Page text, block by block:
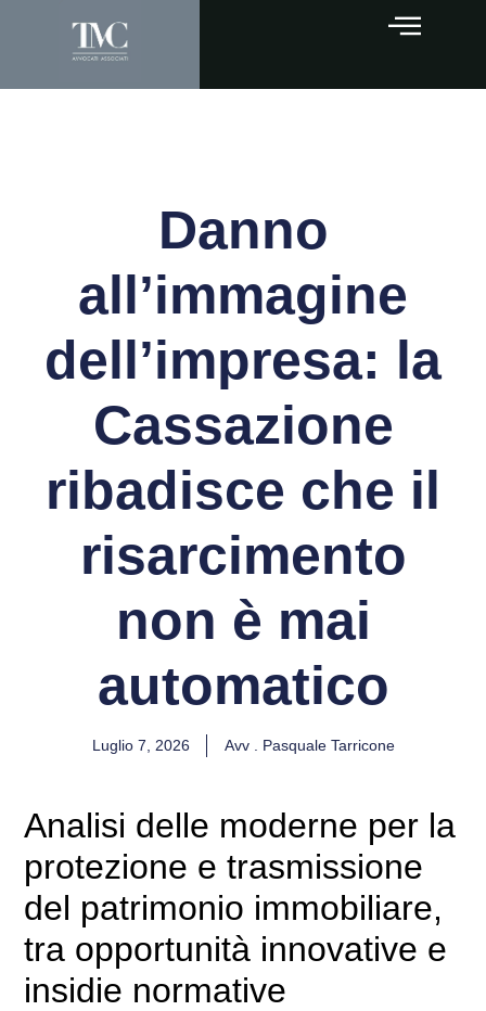
Danno
all’immagine
dell’impresa: la
Cassazione
ribadisce che il
risarcimento
non è mai
automatico
Luglio 7, 2026 Avv . Pasquale Tarricone
Analisi delle moderne per la
protezione e trasmissione
del patrimonio immobiliare,
tra opportunità innovative e
insidie normative